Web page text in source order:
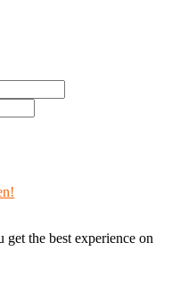
get the best experience on